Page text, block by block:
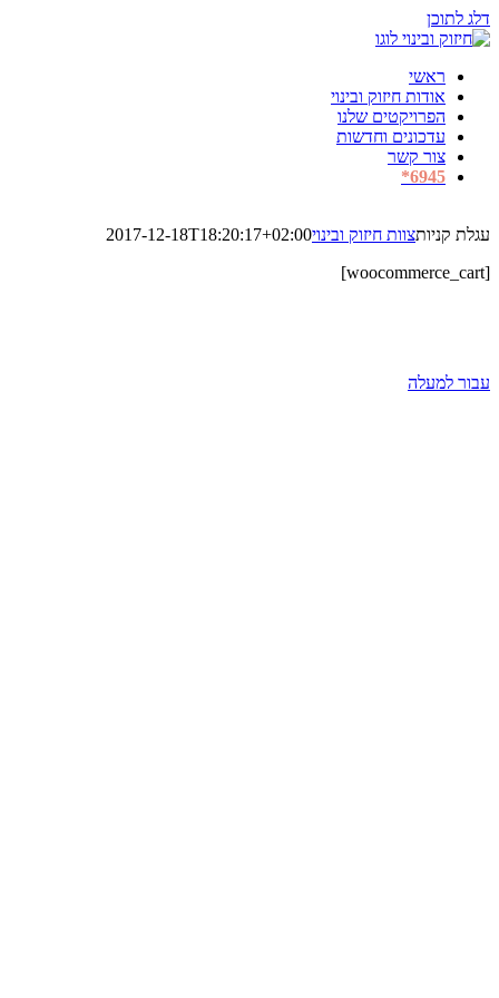
דלג לתוכן
ראשי
אודות חיזוק ובינוי
הפרויקטים שלנו
עדכונים וחדשות
צור קשר
6945*
עגלת קניותצוות חיזוק ובינוי2017-12-18T18:20:17+02:00
[woocommerce_cart]
עבור למעלה